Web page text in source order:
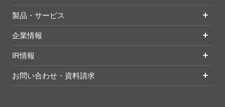
製品・サービス
企業情報
IR情報
お問い合わせ・資料請求